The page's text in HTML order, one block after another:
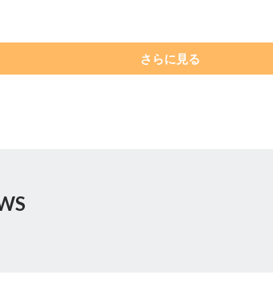
さらに見る